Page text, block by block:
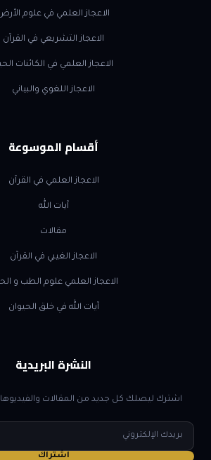
الاعجاز العلمي في علوم
الاعجاز التشريعي في القرآن
الاعجاز العلمي في الكائنات
الاعجاز اللغوي والبياني
أقسام الموسوعة
الاعجاز العلمي في القرآن
آيات الله
مقالات
الاعجاز الغيبي في القرآن
الاعجاز العلمي علوم الطب و
آيات الله في خلق الحيوان
النشرة البريدية
اشترك ليصلك كل جديد من المقالات
البريد
الإلكتروني
اشتراك